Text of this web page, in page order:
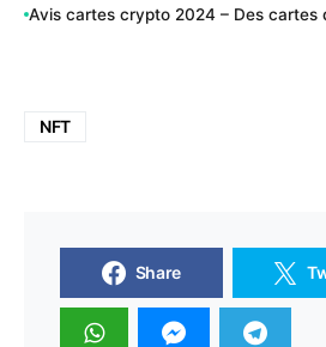
Avis cartes crypto 2024 – Des cartes
NFT
Share